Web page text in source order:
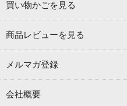
買い物かごを見る
商品レビューを見る
メルマガ登録
会社概要